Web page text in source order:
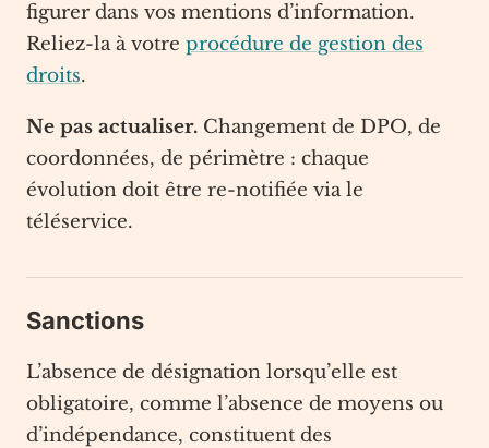
figurer dans vos mentions d’information.
Reliez-la à votre procédure de gestion des
droits.
Ne pas actualiser. Changement de DPO, de
coordonnées, de périmètre : chaque
évolution doit être re-notifiée via le
téléservice.
Sanctions
L’absence de désignation lorsqu’elle est
obligatoire, comme l’absence de moyens ou
d’indépendance, constituent des